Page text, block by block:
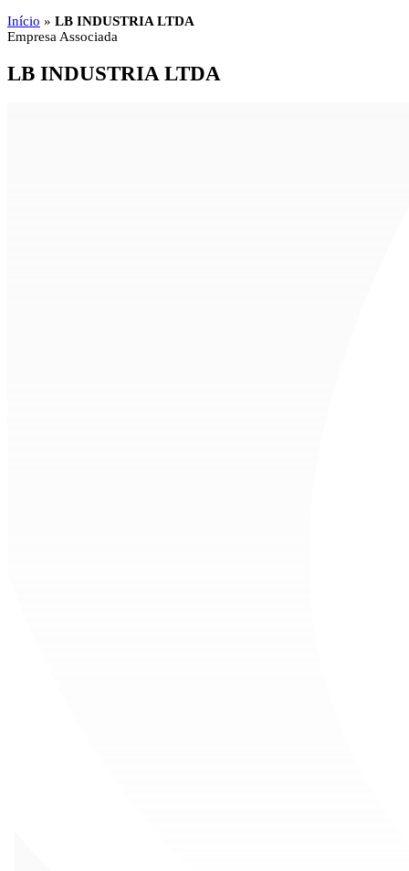
Início » LB INDUSTRIA LTDA
Empresa Associada
LB INDUSTRIA LTDA